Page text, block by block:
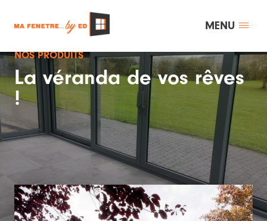
MENU
NOS PRODUITS
La véranda de vos rêves
!